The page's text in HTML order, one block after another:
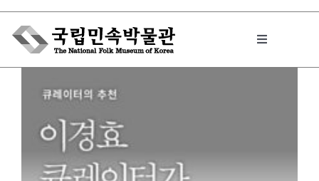
Skip
content
Toggle
박물관에서는
민속이야기